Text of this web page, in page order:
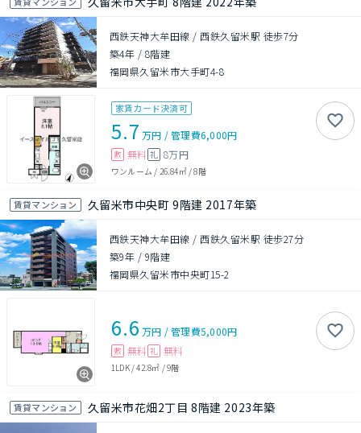
西鉄天神大牟田線 / 西鉄久留米駅 徒歩7分
築4年 / 8階建
福岡県久留米市大手町4-8
家賃カード決済可
5.7 万円 /管理費6,000円
敷 無料 礼 8万円
ワンルーム / 26.84㎡/8階
賃貸マンション 久留米市中央町 9階建 2017年築
西鉄天神大牟田線 / 西鉄久留米駅 徒歩27分
築9年 / 9階建
福岡県久留米市中央町15-2
6.6 万円 /管理費5,000円
敷 無料 礼 無料
1LDK/42.8㎡ /9階
賃貸マンション 久留米市花畑2丁目 8階建 2023年築